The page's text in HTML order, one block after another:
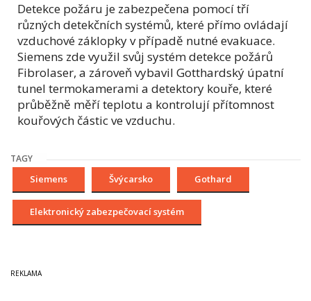
Detekce požáru je zabezpečena pomocí tří
různých detekčních systémů, které přímo ovládají
vzduchové záklopky v případě nutné evakuace.
Siemens zde využil svůj systém detekce požárů
Fibrolaser, a zároveň vybavil Gotthardský úpatní
tunel termokamerami a detektory kouře, které
průběžně měří teplotu a kontrolují přítomnost
kouřových částic ve vzduchu.
TAGY
Siemens Švýcarsko Gothard
Elektronický zabezpečovací systém